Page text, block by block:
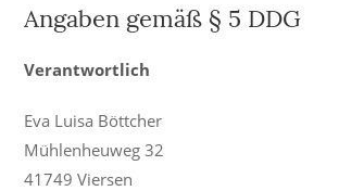
Angaben gemäß § 5 DDG
Verantwortlich
Eva Luisa Böttcher
Mühlenheuweg 32
41749 Viersen